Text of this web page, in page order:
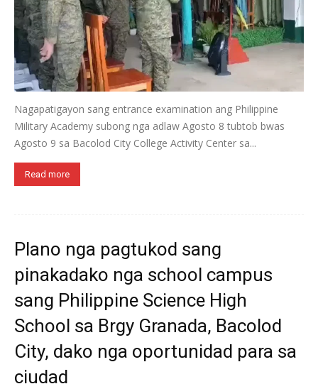
Nagapatigayon sang entrance examination ang Philippine
Military Academy subong nga adlaw Agosto 8 tubtob bwas
Agosto 9 sa Bacolod City College Activity Center sa...
Read more
Plano nga pagtukod sang
pinakadako nga school campus
sang Philippine Science High
School sa Brgy Granada, Bacolod
City, dako nga oportunidad para sa
ciudad